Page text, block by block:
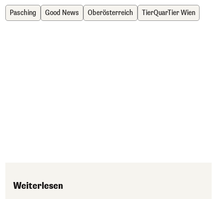
Pasching Good News Oberösterreich TierQuarTier Wien
Weiterlesen